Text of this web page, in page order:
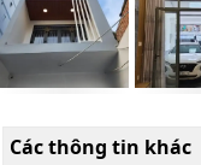
Các thông tin khác